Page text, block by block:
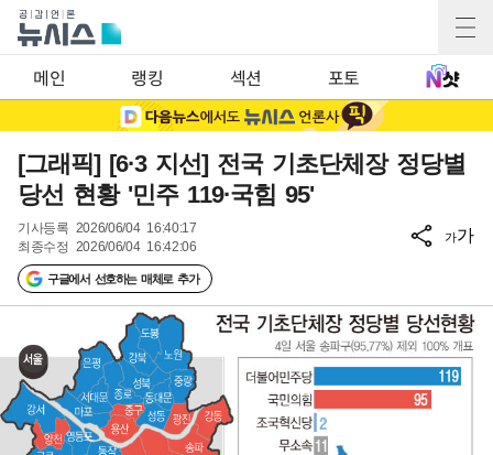
메인 랭킹 섹션 포토
[그래픽] [6·3 지선] 전국 기초단체장 정당별
당선 현황 '민주 119·국힘 95'
기사등록 2026/06/04 16:40:17
최종수정 2026/06/04 16:42:06
구글에서 선호하는 매체로 추가
가가